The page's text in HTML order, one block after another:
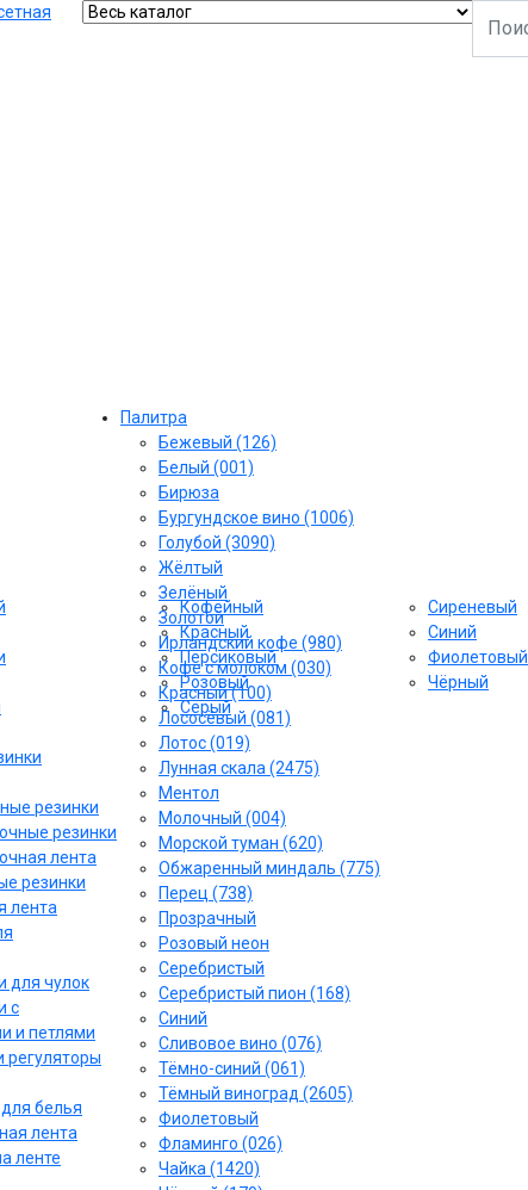
Кофейный
Красный
Персиковый
Розовый
Серый
Сиреневый
Cиний
Фиолетовый
Чёрный
резинки
резинки
лента
резинки
лента
для чулок
с
и петлями
регуляторы
белья
лента
ленте
Палитра
Бежевый (126)
Белый (001)
Бирюза
Бургундское вино (1006)
Голубой (3090)
Жёлтый
Зелёный
Золотой
Ирландский кофе (980)
Кофе с молоком (030)
Красный (100)
Лососёвый (081)
Лотос (019)
Лунная скала (2475)
Ментол
Молочный (004)
Морской туман (620)
Обжаренный миндаль (775)
Перец (738)
Прозрачный
Розовый неон
Серебристый
Серебристый пион (168)
Синий
Сливовое вино (076)
Тёмно-синий (061)
Тёмный виноград (2605)
Фиолетовый
Фламинго (026)
Чайка (1420)